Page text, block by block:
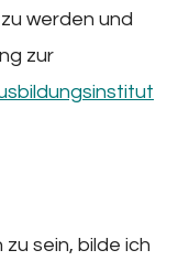
werden und
zur
sein, bilde ich